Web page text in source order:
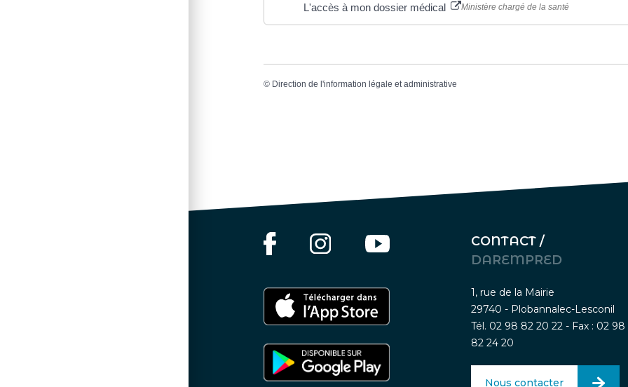
L'accès à mon dossier médical Ministère chargé de la santé
© Direction de l'information légale et administrative
CONTACT /
DAREMPRED
1, rue de la Mairie
29740 - Plobannalec-Lesconil
Tél. 02 98 82 20 22 - Fax : 02 98
82 24 20
Nous contacter